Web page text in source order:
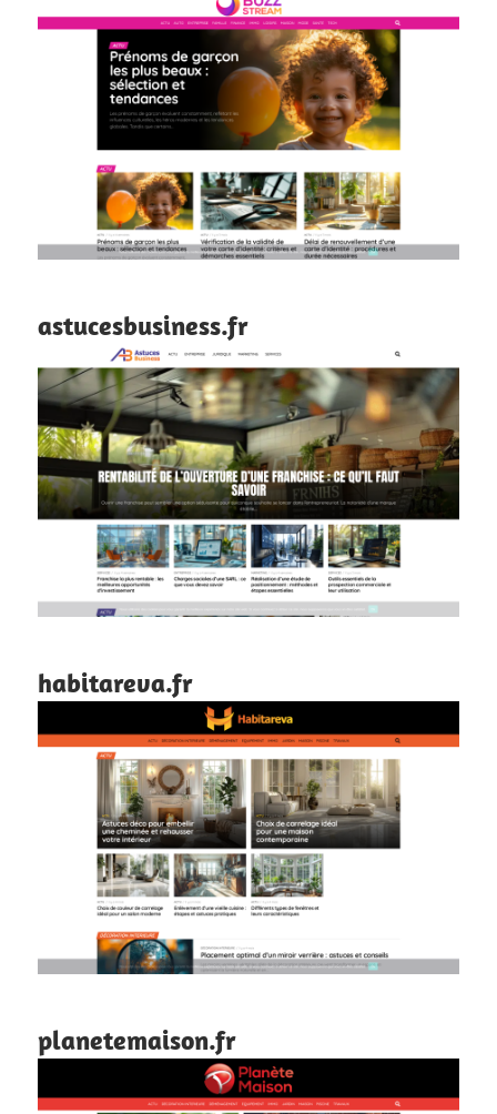
astucesbusiness.fr
habitareva.fr
planetemaison.fr